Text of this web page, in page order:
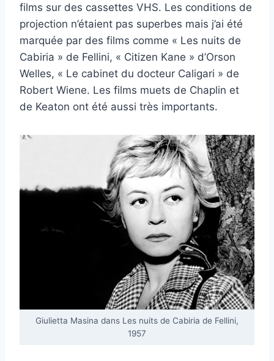
films sur des cassettes VHS. Les conditions de
projection n’étaient pas superbes mais j’ai été
marquée par des films comme « Les nuits de
Cabiria » de Fellini, « Citizen Kane » d’Orson
Welles, « Le cabinet du docteur Caligari » de
Robert Wiene. Les films muets de Chaplin et
de Keaton ont été aussi très importants.
Giulietta Masina dans Les nuits de Cabiria de Fellini,
1957